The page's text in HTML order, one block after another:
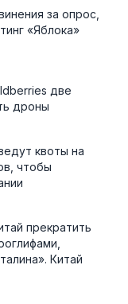
за опрос,
«Яблока»
две
дроны
квоты на
чтобы
прекратить
Китай